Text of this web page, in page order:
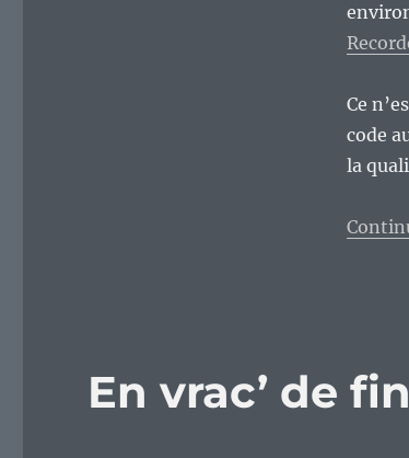
Ce
code
la
En vrac’ de